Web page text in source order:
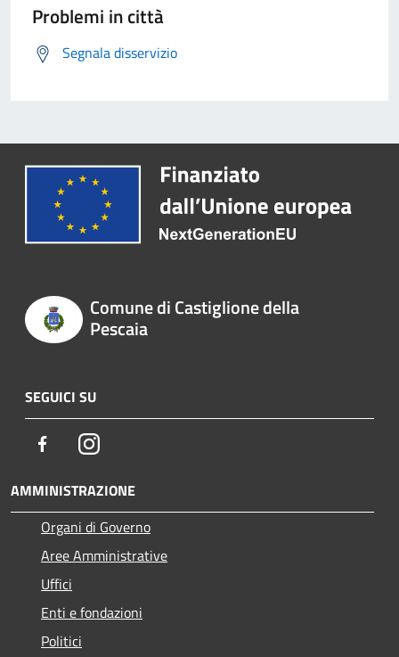
Problemi in città
Segnala disservizio
Comune di Castiglione della
Pescaia
SEGUICI SU
FacebookInstagram
AMMINISTRAZIONE
Organi di Governo
Aree Amministrative
Uffici
Enti e fondazioni
Politici